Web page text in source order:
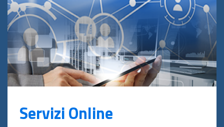
Servizi Online